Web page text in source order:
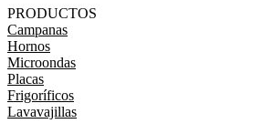
PRODUCTOS
Campanas
Hornos
Microondas
Placas
Frigoríficos
Lavavajillas